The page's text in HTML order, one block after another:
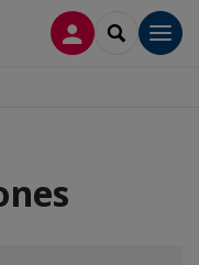
CONECTARSE
SEARCH